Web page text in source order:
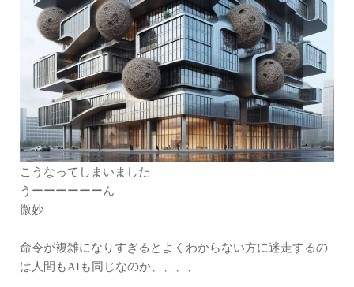
こうなってしまいました
うーーーーーーん
微妙
命令が複雑になりすぎるとよくわからない方に迷走するの
は人間もAIも同じなのか、、、、